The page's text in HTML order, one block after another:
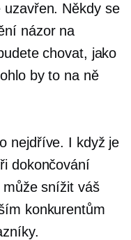
Někdy se
názor na
chovat, jako
by to na ně
nejdříve. I když je
dokončování
snížit váš
konkurentům